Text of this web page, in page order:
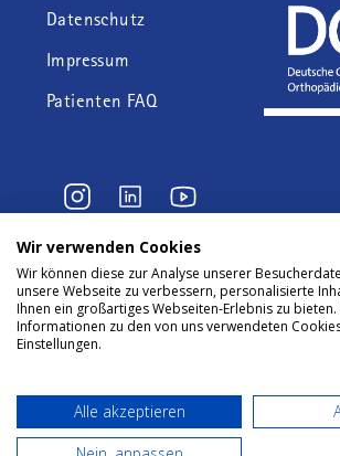
Datenschutz
Impressum
Patienten FAQ
© 2024 AE - Deutsche
Gesellschaft für Endoprothetik
e.V.
Wir verwenden Cookies
Wir können diese zur Analyse unserer
unsere Webseite zu verbessern, personalisierte
Ihnen ein großartiges Webseiten-Erlebnis zu bieten.
Informationen zu den von uns verwendeten
Einstellungen.
Alle akzeptieren